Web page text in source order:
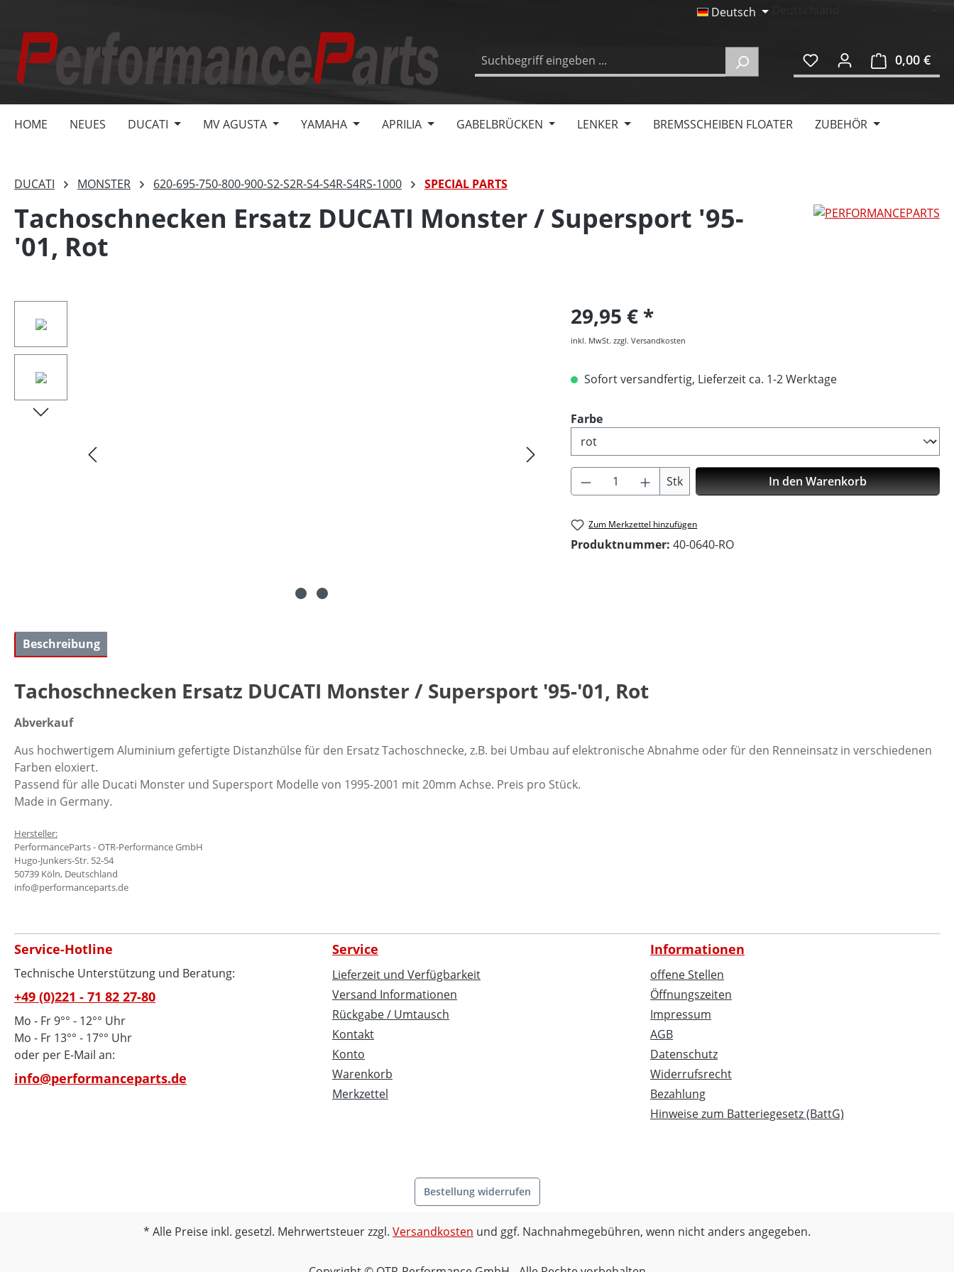
Deutsch
0,00 €
HOME NEUES DUCATI MV AGUSTA YAMAHA APRILIA GABELBRÜCKEN LENKER BREMSSCHEIBEN FLOATER ZUBEHÖR
DUCATI MONSTER 620-695-750-800-900-S2-S2R-S4-S4R-S4RS-1000 SPECIAL PARTS
Tachoschnecken Ersatz DUCATI Monster / Supersport '95-
'01, Rot
29,95 €
inkl. MwSt. zzgl. Versandkosten
Sofort versandfertig, Lieferzeit ca. 1-2 Werktage
Farbeauswählen
Produkt Anzahl: Gib den gewünschten Wert
Stk In den Warenkorb
Zum Merkzettel hinzufügen
Produktnummer: 40-0640-RO
Beschreibung
Tachoschnecken Ersatz DUCATI Monster / Supersport '95-'01, Rot
Abverkauf
Aus hochwertigem Aluminium gefertigte Distanzhülse für den Ersatz Tachoschnecke, z.B. bei Umbau auf elektronische Abnahme oder für den Renneinsatz in verschiedenen
Farben eloxiert.
Passend für alle Ducati Monster und Supersport Modelle von 1995-2001 mit 20mm Achse. Preis pro Stück.
Made in Germany.
Hersteller:
PerformanceParts - OTR-Performance GmbH
Hugo-Junkers-Str. 52-54
50739 Köln, Deutschland
info@performanceparts.de
Service-Hotline
Technische Unterstützung und Beratung:
+49 (0)221 - 71 82 27-80
Mo - Fr 9°° - 12°° Uhr
Mo - Fr 13°° - 17°° Uhr
oder per E-Mail an:
info@performanceparts.de
Service
Lieferzeit und Verfügbarkeit
Versand Informationen
Rückgabe / Umtausch
Kontakt
Konto
Warenkorb
Merkzettel
Informationen
offene Stellen
Öffnungszeiten
Impressum
AGB
Datenschutz
Widerrufsrecht
Bezahlung
Hinweise zum Batteriegesetz (BattG)
Bestellung widerrufen
Alle Preise inkl. gesetzl. Mehrwertsteuer zzgl. Versandkosten und ggf. Nachnahmegebühren, wenn nicht anders angegeben.